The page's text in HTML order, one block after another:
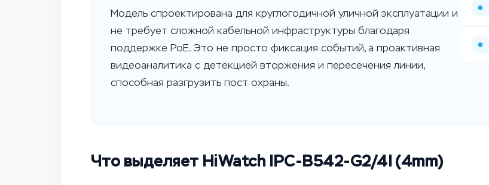
Модель спроектирована для круглогодичной уличной эксплуатации и
не требует сложной кабельной инфраструктуры благодаря
поддержке PoE. Это не просто фиксация событий, а проактивная
видеоаналитика с детекцией вторжения и пересечения линии,
способная разгрузить пост охраны.
●
●
Что выделяет HiWatch IPC-B542-G2/4I (4mm)